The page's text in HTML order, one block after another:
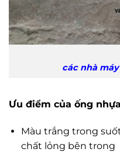
Ống
các nhà
Ưu điểm của ống
Màu trắng trong
chất lỏng bên trong